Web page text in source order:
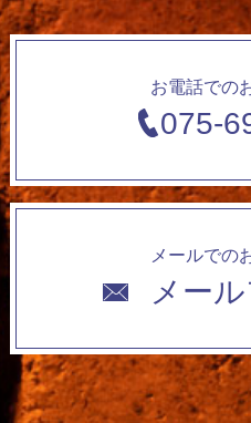
お電話での
075-
メールでの
メー